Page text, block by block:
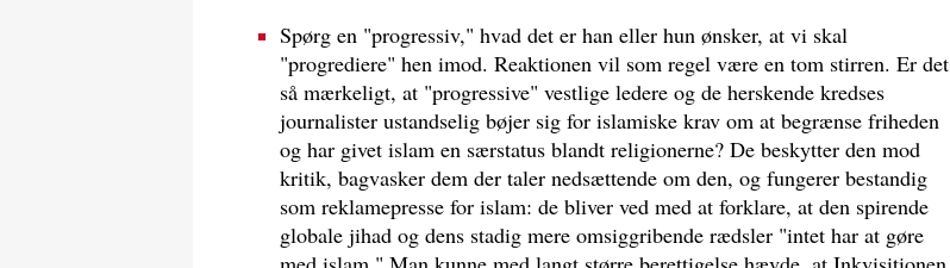
Spørg en "progressiv," hvad det er han eller hun ønsker, at vi skal
"progrediere" hen imod. Reaktionen vil som regel være en tom stirren. Er det
så mærkeligt, at "progressive" vestlige ledere og de herskende kredses
journalister ustandselig bøjer sig for islamiske krav om at begrænse friheden
og har givet islam en særstatus blandt religionerne? De beskytter den mod
kritik, bagvasker dem der taler nedsættende om den, og fungerer bestandig
som reklamepresse for islam: de bliver ved med at forklare, at den spirende
globale jihad og dens stadig mere omsiggribende rædsler "intet har at gøre